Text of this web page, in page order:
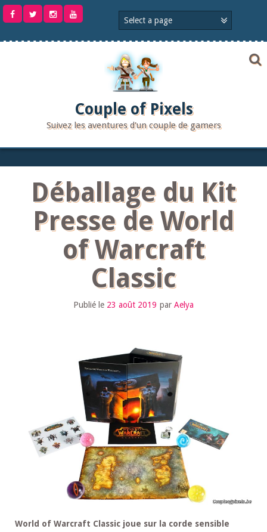
Aller
Couple of Pixels
Suivez les aventures d'un couple de gamers
Déballage du Kit
Presse de World
of Warcraft
Classic
Publié le 23 août 2019 par Aelya
World of Warcraft Classic joue sur la corde sensible